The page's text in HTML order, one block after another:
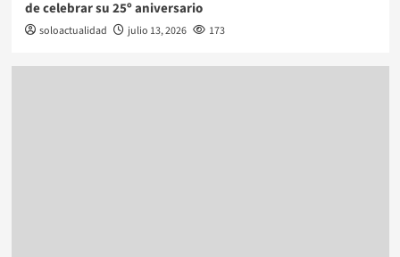
de celebrar su 25º aniversario
soloactualidad julio 13, 2026 173